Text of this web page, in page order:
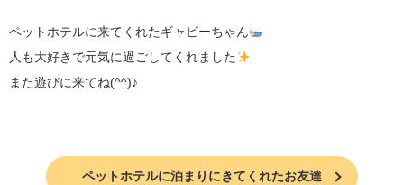
ペットホテルに来てくれたギャビーちゃん
人も大好きで元気に過ごしてくれました
また遊びに来てね(^^)♪
ペットホテルに泊まりにきてくれたお友達